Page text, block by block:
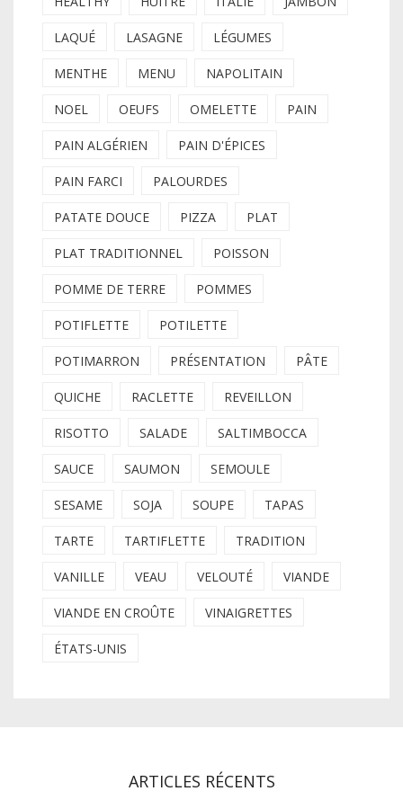
LAQUÉ LASAGNE LÉGUMES
MENTHE MENU NAPOLITAIN
NOEL OEUFS OMELETTE PAIN
PAIN ALGÉRIEN PAIN D'ÉPICES
PAIN FARCI PALOURDES
PATATE DOUCE PIZZA PLAT
PLAT TRADITIONNEL POISSON
POMME DE TERRE POMMES
POTIFLETTE POTILETTE
POTIMARRON PRÉSENTATION PÂTE
QUICHE RACLETTE REVEILLON
RISOTTO SALADE SALTIMBOCCA
SAUCE SAUMON SEMOULE
SESAME SOJA SOUPE TAPAS
TARTE TARTIFLETTE TRADITION
VANILLE VEAU VELOUTÉ VIANDE
VIANDE EN CROÛTE VINAIGRETTES
ÉTATS-UNIS
ARTICLES RÉCENTS